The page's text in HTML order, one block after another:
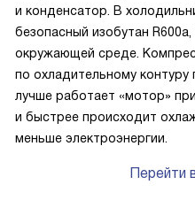
и конденсатор. В
безопасный изобутан
окружающей среде.
по охладительному контуру
лучше работает «мотор»
и быстрее происходит
меньше электроэнергии.
Перейти